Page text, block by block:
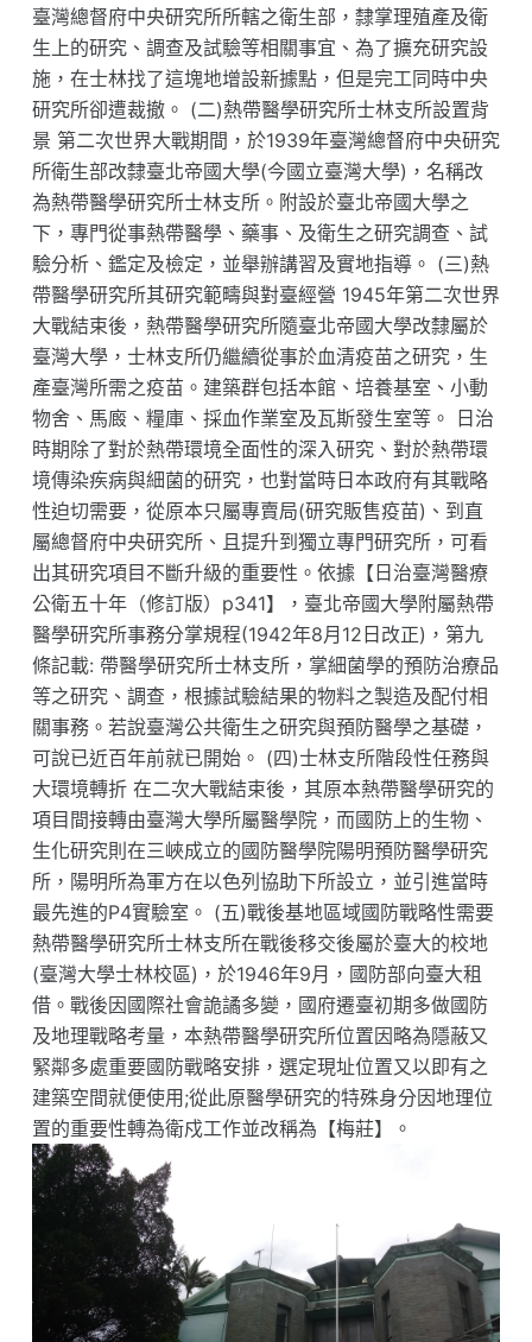
臺灣總督府中央研究所所轄之衛生部，隸掌理殖產及衛
生上的研究、調查及試驗等相關事宜、為了擴充研究設
施，在士林找了這塊地增設新據點，但是完工同時中央
研究所卻遭裁撤。 (二)熱帶醫學研究所士林支所設置背
景 第二次世界大戰期間，於1939年臺灣總督府中央研究
所衛生部改隸臺北帝國大學(今國立臺灣大學)，名稱改
為熱帶醫學研究所士林支所。附設於臺北帝國大學之
下，專門從事熱帶醫學、藥事、及衛生之研究調查、試
驗分析、鑑定及檢定，並舉辦講習及實地指導。 (三)熱
帶醫學研究所其研究範疇與對臺經營 1945年第二次世界
大戰結束後，熱帶醫學研究所隨臺北帝國大學改隸屬於
臺灣大學，士林支所仍繼續從事於血清疫苗之研究，生
產臺灣所需之疫苗。建築群包括本館、培養基室、小動
物舍、馬廄、糧庫、採血作業室及瓦斯發生室等。 日治
時期除了對於熱帶環境全面性的深入研究、對於熱帶環
境傳染疾病與細菌的研究，也對當時日本政府有其戰略
性迫切需要，從原本只屬專賣局(研究販售疫苗)、到直
屬總督府中央研究所、且提升到獨立專門研究所，可看
出其研究項目不斷升級的重要性。依據【日治臺灣醫療
公衛五十年（修訂版）p341】，臺北帝國大學附屬熱帶
醫學研究所事務分掌規程(1942年8月12日改正)，第九
條記載: 帶醫學研究所士林支所，掌細菌學的預防治療品
等之研究、調查，根據試驗結果的物料之製造及配付相
關事務。若說臺灣公共衛生之研究與預防醫學之基礎，
可說已近百年前就已開始。 (四)士林支所階段性任務與
大環境轉折 在二次大戰結束後，其原本熱帶醫學研究的
項目間接轉由臺灣大學所屬醫學院，而國防上的生物、
生化研究則在三峽成立的國防醫學院陽明預防醫學研究
所，陽明所為軍方在以色列協助下所設立，並引進當時
最先進的P4實驗室。 (五)戰後基地區域國防戰略性需要
熱帶醫學研究所士林支所在戰後移交後屬於臺大的校地
(臺灣大學士林校區)，於1946年9月，國防部向臺大租
借。戰後因國際社會詭譎多變，國府遷臺初期多做國防
及地理戰略考量，本熱帶醫學研究所位置因略為隱蔽又
緊鄰多處重要國防戰略安排，選定現址位置又以即有之
建築空間就便使用;從此原醫學研究的特殊身分因地理位
置的重要性轉為衛戍工作並改稱為【梅莊】。